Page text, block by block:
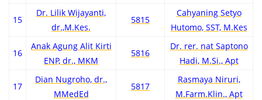
15
Dr. Lilik Wijayanti,
dr.,M.Kes.
5815
Cahyaning Setyo
Hutomo, SST, M.Kes
16
Anak Agung Alit Kirti
ENP, dr., MKM
5816
Dr. rer. nat Saptono
Hadi, M.Si., Apt
17
Dian Nugroho, dr.,
MMedEd
5817
Rasmaya Niruri,
M.Farm.Klin., Apt